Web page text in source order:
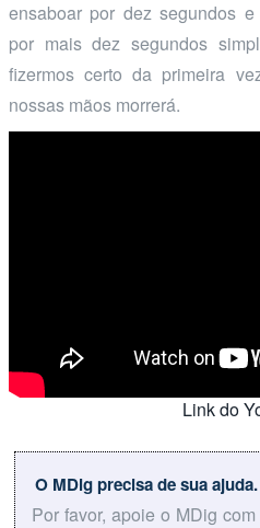
ensaboar por dez segundos
por mais dez segundos
fizermos certo da primeira
nossas mãos morrerá.
Link do
O MDig precisa de sua ajuda.
Por favor, apoie o MDig